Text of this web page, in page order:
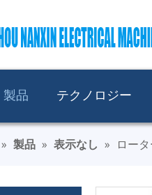
製品 テクノロジー
» 製品 » 表示なし » ロー